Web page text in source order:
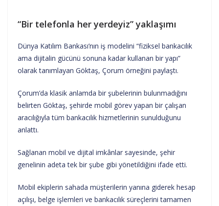
“Bir telefonla her yerdeyiz” yaklaşımı
Dünya Katılım Bankası’nın iş modelini “fiziksel bankacılık
ama dijitalin gücünü sonuna kadar kullanan bir yapı”
olarak tanımlayan Göktaş, Çorum örneğini paylaştı.
Çorum’da klasik anlamda bir şubelerinin bulunmadığını
belirten Göktaş, şehirde mobil görev yapan bir çalışan
aracılığıyla tüm bankacılık hizmetlerinin sunulduğunu
anlattı.
Sağlanan mobil ve dijital imkânlar sayesinde, şehir
genelinin adeta tek bir şube gibi yönetildiğini ifade etti.
Mobil ekiplerin sahada müşterilerin yanına giderek hesap
açılışı, belge işlemleri ve bankacılık süreçlerini tamamen